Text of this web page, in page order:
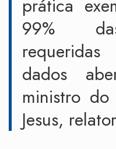
prática
99%
dados
ministro do
Jesus,